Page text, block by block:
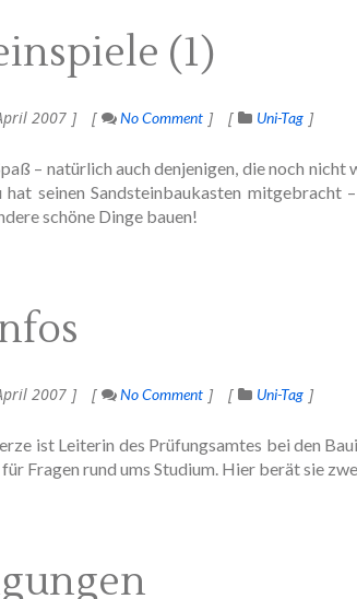
(1)
2007 No Comment Uni-Tag
– natürlich auch denjenigen, die noch
seinen Sandsteinbaukasten mitgebracht
schöne Dinge bauen!
2007 No Comment Uni-Tag
ist Leiterin des Prüfungsamtes bei den
Fragen rund ums Studium. Hier berät sie